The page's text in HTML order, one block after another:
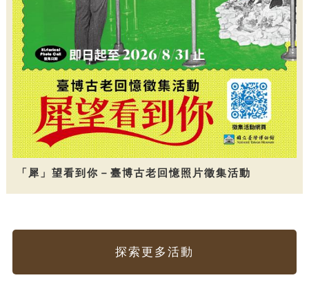
「犀」望看到你－臺博古老回憶照片徵集活動
探索更多活動